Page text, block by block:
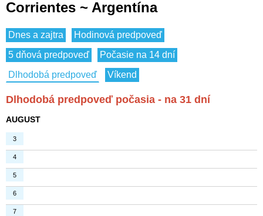
Corrientes ~ Argentína
Dnes a zajtra
Hodinová predpoveď
5 dňová predpoveď
Počasie na 14 dní
Dlhodobá predpoveď
Víkend
Dlhodobá predpoveď počasia - na 31 dní
AUGUST
3
4
5
6
7